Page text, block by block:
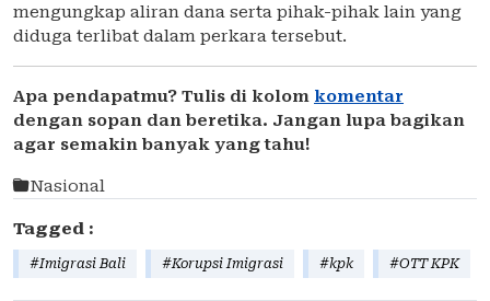
mengungkap aliran dana serta pihak-pihak lain yang
diduga terlibat dalam perkara tersebut.
Apa pendapatmu? Tulis di kolom komentar
dengan sopan dan beretika. Jangan lupa bagikan
agar semakin banyak yang tahu!
Nasional
Tagged :
#Imigrasi Bali #Korupsi Imigrasi #kpk #OTT KPK